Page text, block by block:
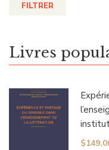
FILTRER
Livres
$